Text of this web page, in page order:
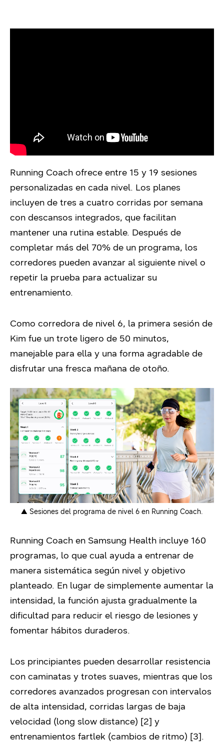
Running Coach ofrece entre 15 y 19 sesiones
personalizadas en cada nivel. Los planes
incluyen de tres a cuatro corridas por semana
con descansos integrados, que facilitan
mantener una rutina estable. Después de
completar más del 70% de un programa, los
corredores pueden avanzar al siguiente nivel o
repetir la prueba para actualizar su
entrenamiento.
Como corredora de nivel 6, la primera sesión de
Kim fue un trote ligero de 50 minutos,
manejable para ella y una forma agradable de
disfrutar una fresca mañana de otoño.
▲ Sesiones del programa de nivel 6 en Running Coach.
Running Coach en Samsung Health incluye 160
programas, lo que cual ayuda a entrenar de
manera sistemática según nivel y objetivo
planteado. En lugar de simplemente aumentar la
intensidad, la función ajusta gradualmente la
dificultad para reducir el riesgo de lesiones y
fomentar hábitos duraderos.
Los principiantes pueden desarrollar resistencia
con caminatas y trotes suaves, mientras que los
corredores avanzados progresan con intervalos
de alta intensidad, corridas largas de baja
velocidad (long slow distance) [2] y
entrenamientos fartlek (cambios de ritmo) [3].